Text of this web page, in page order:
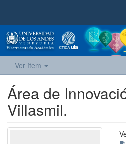
Ver ítem
Área de
Villasmil.